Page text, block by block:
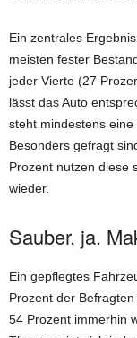
Ein zentrales
meisten fester
jeder Vierte (27
lässt das Auto
steht mindestens
Besonders gefragt
Prozent nutzen diese
wieder.
Sauber, ja.
Ein gepflegtes
Prozent der
54 Prozent immerhin